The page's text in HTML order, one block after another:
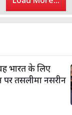
भारत के लिए
पर तसलीमा नसरीन